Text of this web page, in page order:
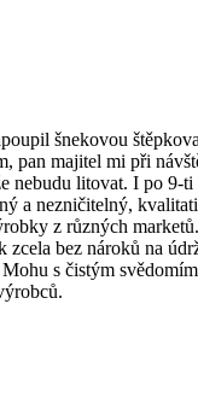
šnekovou
pan majitel mi při
nebudu litovat. I po 9-ti
a nezničitelný,
z různých
zcela bez nároků na
s čistým